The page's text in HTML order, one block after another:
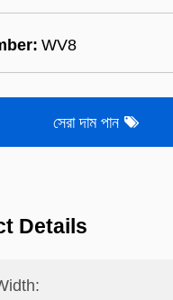
WV8
সেরা দাম পান
Details